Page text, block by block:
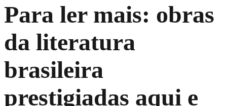
Para ler mais: obras
da literatura
brasileira
prestigiadas aqui e